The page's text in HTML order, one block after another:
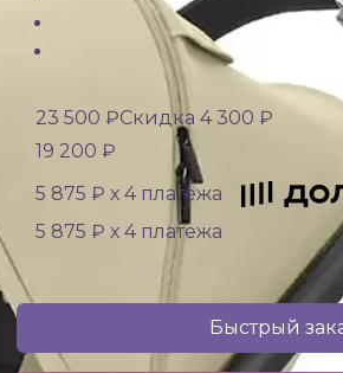
23 500 ₽Скидка 4 300 ₽
19 200 ₽
5 875 ₽ х 4 платежа
5 875 ₽ х 4 платежа
Быстрый